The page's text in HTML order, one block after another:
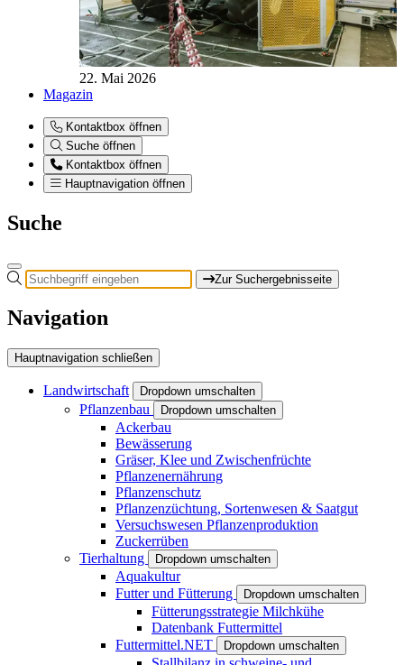
22. Mai 2026
Magazin
Kontaktbox öffnen
Suche öffnen
Kontaktbox öffnen
Hauptnavigation öffnen
Suche
Zur Suchergebnisseite
Navigation
Hauptnavigation schließen
Landwirtschaft Dropdown umschalten
Pflanzenbau Dropdown umschalten
Ackerbau
Bewässerung
Gräser, Klee und Zwischenfrüchte
Pflanzenernährung
Pflanzenschutz
Pflanzenzüchtung, Sortenwesen & Saatgut
Versuchswesen Pflanzenproduktion
Zuckerrüben
Tierhaltung
Dropdown umschalten
Aquakultur
Futter und Fütterung
Dropdown umschalten
Fütterungsstrategie Milchkühe
Datenbank Futtermittel
Futtermittel.NET
Dropdown umschalten